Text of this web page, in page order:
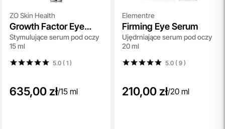
ZO Skin Health
Growth Factor Eye
Serum
Stymulujące serum pod oczy
15 ml
5.0 ( 1)
635,00 zł/15 ml
Elementre
Firming Eye Serum
Ujędrniające serum pod oczy
20 ml
5.0 ( 9)
210,00 zł/20 ml